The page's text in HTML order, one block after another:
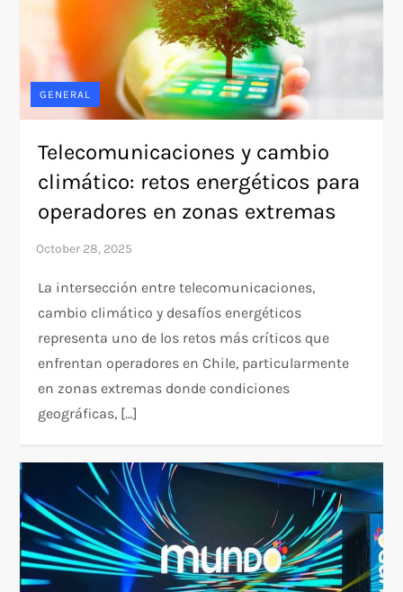
GENERAL
Telecomunicaciones y cambio
climático: retos energéticos para
operadores en zonas extremas
La intersección entre telecomunicaciones,
cambio climático y desafíos energéticos
representa uno de los retos más críticos que
enfrentan operadores en Chile, particularmente
en zonas extremas donde condiciones
geográficas, […]